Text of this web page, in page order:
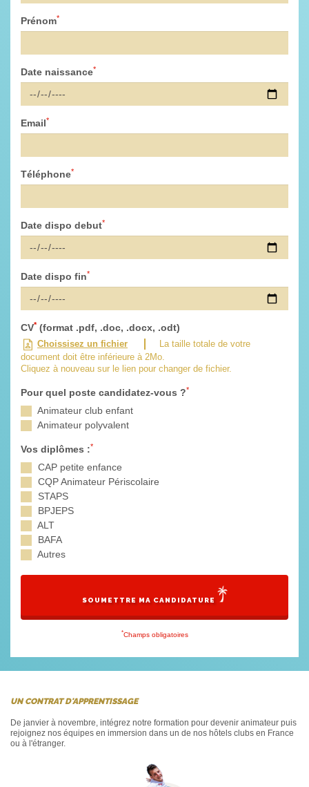
Prénom*
Date naissance*
Email*
Téléphone*
Date dispo debut*
Date dispo fin*
CV* (format .pdf, .doc, .docx, .odt)
Choissisez un fichier
La taille totale de votre
document doit être inférieure à 2Mo.
Cliquez à nouveau sur le lien pour changer de fichier.
Pour quel poste candidatez-vous ?*
Animateur club enfant
Animateur polyvalent
Vos diplômes :*
CAP petite enfance
CQP Animateur Périscolaire
STAPS
BPJEPS
ALT
BAFA
Autres
SOUMETTRE MA CANDIDATURE
*Champs obligatoires
UN CONTRAT D'APPRENTISSAGE
De janvier à novembre, intégrez notre formation pour devenir animateur puis
rejoignez nos équipes en immersion dans un de nos hôtels clubs en France
ou à l'étranger.